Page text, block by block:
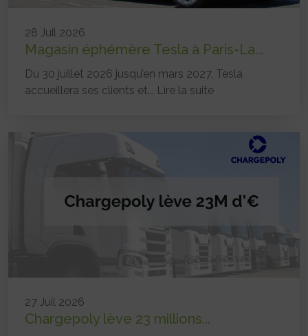
28 Juil 2026
Magasin éphémère Tesla à Paris-La...
Du 30 juillet 2026 jusqu’en mars 2027, Tesla
accueillera ses clients et... Lire la suite
27 Juil 2026
Chargepoly lève 23 millions...